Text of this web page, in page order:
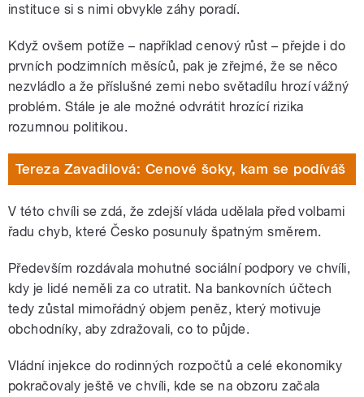
instituce si s nimi obvykle záhy poradí.
Když ovšem potíže – například cenový růst – přejde i do
prvních podzimních měsíců, pak je zřejmé, že se něco
nezvládlo a že příslušné zemi nebo světadílu hrozí vážný
problém. Stále je ale možné odvrátit hrozící rizika
rozumnou politikou.
Tereza Zavadilová: Cenové šoky, kam se podíváš
V této chvíli se zdá, že zdejší vláda udělala před volbami
řadu chyb, které Česko posunuly špatným směrem.
Především rozdávala mohutné sociální podpory ve chvíli,
kdy je lidé neměli za co utratit. Na bankovních účtech
tedy zůstal mimořádný objem peněz, který motivuje
obchodníky, aby zdražovali, co to půjde.
Vládní injekce do rodinných rozpočtů a celé ekonomiky
pokračovaly ještě ve chvíli, kde se na obzoru začala